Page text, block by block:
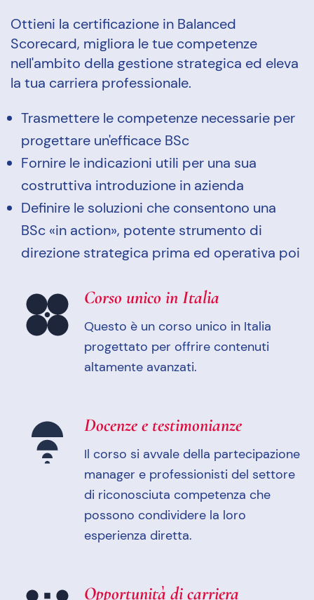
Ottieni la certificazione in Balanced
Scorecard, migliora le tue competenze
nell'ambito della gestione strategica ed eleva
la tua carriera professionale.
Trasmettere le competenze necessarie per
progettare un'efficace BSc
Fornire le indicazioni utili per una sua
costruttiva introduzione in azienda
Definire le soluzioni che consentono una
BSc «in action», potente strumento di
direzione strategica prima ed operativa poi
Corso unico in Italia
Questo è un corso unico in Italia
progettato per offrire contenuti
altamente avanzati.
Docenze e testimonianze
Il corso si avvale della partecipazione
manager e professionisti del settore
di riconosciuta competenza che
possono condividere la loro
esperienza diretta.
Opportunità di carriera